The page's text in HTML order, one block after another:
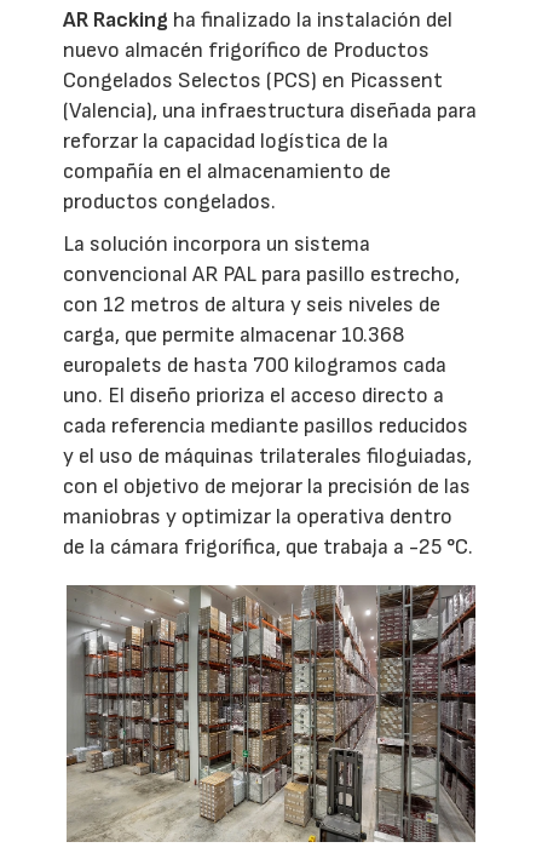
AR Racking ha finalizado la instalación del
nuevo almacén frigorífico de Productos
Congelados Selectos (PCS) en Picassent
(Valencia), una infraestructura diseñada para
reforzar la capacidad logística de la
compañía en el almacenamiento de
productos congelados.
La solución incorpora un sistema
convencional AR PAL para pasillo estrecho,
con 12 metros de altura y seis niveles de
carga, que permite almacenar 10.368
europalets de hasta 700 kilogramos cada
uno. El diseño prioriza el acceso directo a
cada referencia mediante pasillos reducidos
y el uso de máquinas trilaterales filoguiadas,
con el objetivo de mejorar la precisión de las
maniobras y optimizar la operativa dentro
de la cámara frigorífica, que trabaja a -25 °C.